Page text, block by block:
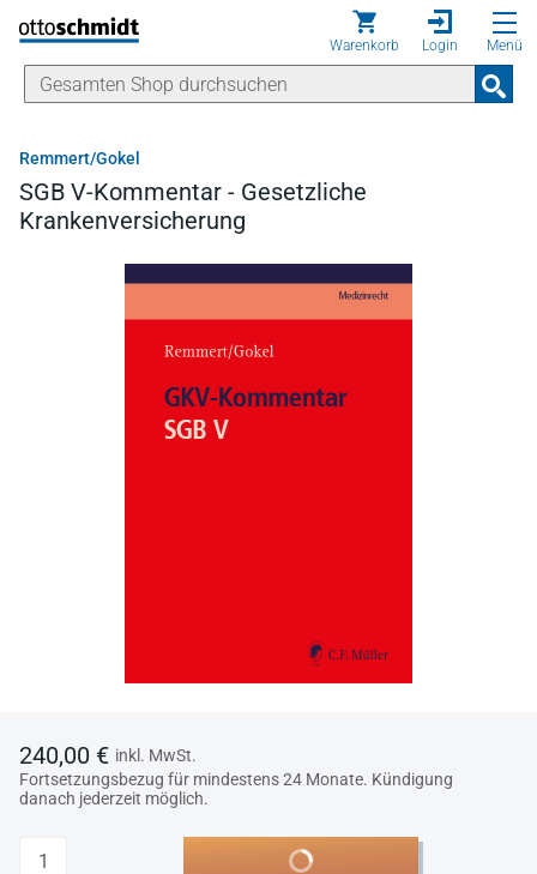
Direkt zum Inhalt
Warenkorb Login Menü
Remmert/Gokel
SGB V-Kommentar - Gesetzliche
Krankenversicherung
240,00 € inkl. MwSt.
Fortsetzungsbezug für mindestens 24 Monate. Kündigung
danach jederzeit möglich.
Anzahl In den Warenkorb